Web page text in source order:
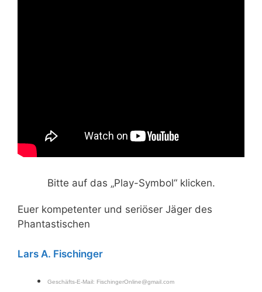
Bitte auf das „Play-Symbol“ klicken.
Euer kompetenter und seriöser Jäger des
Phantastischen
Lars A. Fischinger
Geschäfts-E-Mail: FischingerOnline@gmail.com